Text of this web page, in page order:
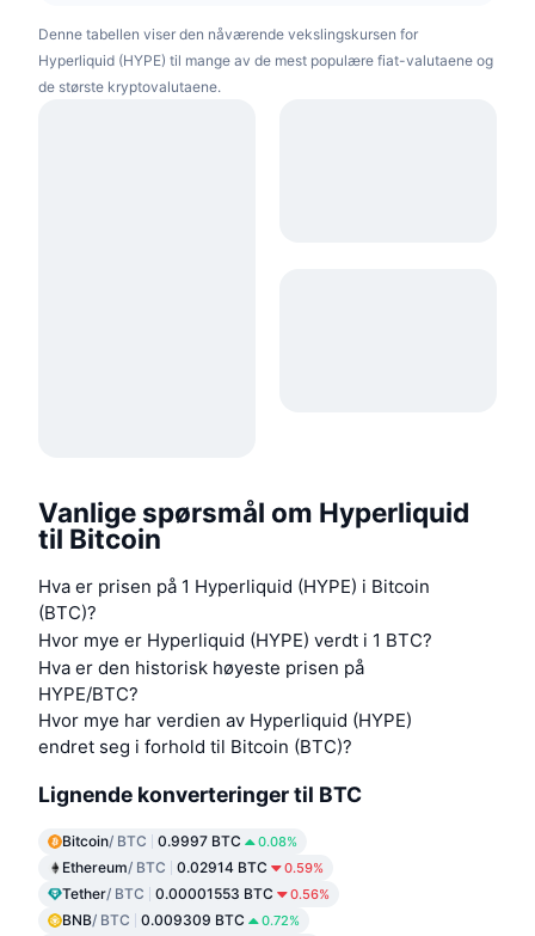
Denne tabellen viser den nåværende vekslingskursen for
Hyperliquid (HYPE) til mange av de mest populære fiat-valutaene og
de største kryptovalutaene.
Vanlige spørsmål om Hyperliquid
til Bitcoin
Hva er prisen på 1 Hyperliquid (HYPE) i Bitcoin
(BTC)?
Hvor mye er Hyperliquid (HYPE) verdt i 1 BTC?
Hva er den historisk høyeste prisen på
HYPE/BTC?
Hvor mye har verdien av Hyperliquid (HYPE)
endret seg i forhold til Bitcoin (BTC)?
Lignende konverteringer til BTC
Bitcoin/ BTC 0.9997 BTC 0.08%
Ethereum/ BTC 0.02914 BTC 0.59%
Tether/ BTC 0.00001553 BTC 0.56%
BNB/ BTC 0.009309 BTC 0.72%